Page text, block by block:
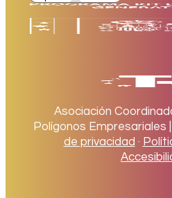
Asociación
Polígonos Empresariales |
de privacidad ·